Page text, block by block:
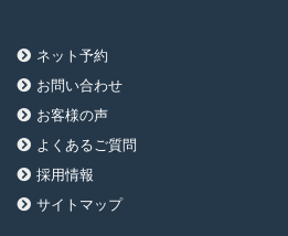
ネット予約
お問い合わせ
お客様の声
よくあるご質問
採用情報
サイトマップ